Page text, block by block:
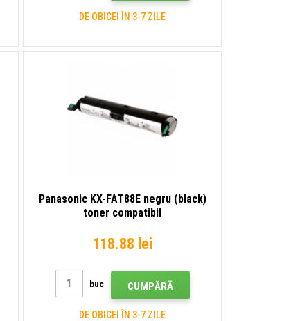
DE OBICEI ÎN 3-7 ZILE
Panasonic KX-FAT88E negru (black)
toner compatibil
118.88 lei
buc CUMPĂRĂ
DE OBICEI ÎN 3-7 ZILE